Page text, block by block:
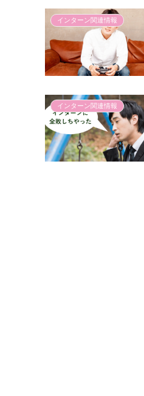
インターン関連情報
インターン関連情報